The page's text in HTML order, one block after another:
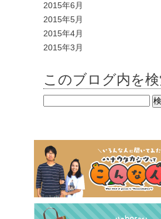
2015年6月
2015年5月
2015年4月
2015年3月
このブログ内を